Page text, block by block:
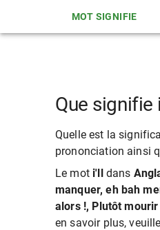
MOT SIGNIFIE
Que signifie
Quelle est la
prononciation ainsi
Le mot i'lldans
manquer, eh bah
alors !, Plutôt
en savoir plus,